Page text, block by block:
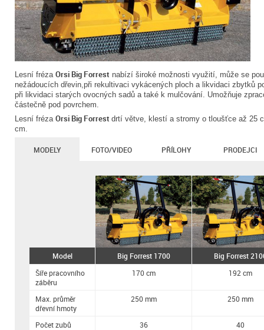
Lesní fréza Orsi Big Forrest nabízí široké možnosti využití, může se
nežádoucích dřevin,při rekultivaci vykácených ploch a likvidaci zbytků
při likvidaci starých ovocných sadů a také k mulčování. Umožňuje
částečně pod povrchem.
Lesní fréza Orsi Big Forrest drtí větve, klestí a stromy o tloušťce až 25
cm.
MODELY FOTO/VIDEO PŘÍLOHY PRODEJCI
Model
Šíře pracovního
záběru
Max. průměr
dřevní hmoty
Počet zubů
Big Forrest 1700
Big Forrest
170 cm
192 cm
250 mm 250 mm
36
40